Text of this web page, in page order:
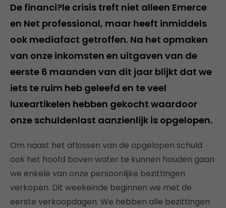
De financi?le crisis treft niet alleen Emerce
en Net professional, maar heeft inmiddels
ook mediafact getroffen. Na het opmaken
van onze inkomsten en uitgaven van de
eerste 6 maanden van dit jaar blijkt dat we
iets te ruim heb geleefd en te veel
luxeartikelen hebben gekocht waardoor
onze schuldenlast aanzienlijk is opgelopen.
Om naast het aflossen van de opgelopen schuld
ook het hoofd boven water te kunnen houden gaan
we enkele van onze persoonlijke bezittingen
verkopen. Dit weekeinde beginnen we met de
eerste verkoopdagen. We hebben alle bezittingen